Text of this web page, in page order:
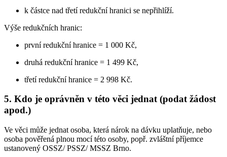
k částce nad třetí redukční hranici se nepřihlíží.
Výše redukčních hranic:
první redukční hranice = 1 000 Kč,
druhá redukční hranice = 1 499 Kč,
třetí redukční hranice = 2 998 Kč.
5. Kdo je oprávněn v této věci jednat (podat žádost
apod.)
Ve věci může jednat osoba, která nárok na dávku uplatňuje, nebo
osoba pověřená plnou mocí této osoby, popř. zvláštní příjemce
ustanovený OSSZ/ PSSZ/ MSSZ Brno.